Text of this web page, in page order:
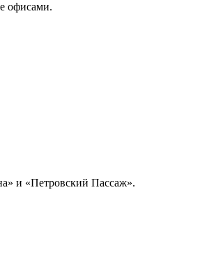
офисами.
и «Петровский Пассаж».